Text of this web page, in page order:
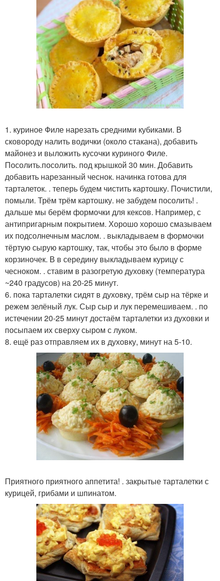
1. куриное Филе нарезать средними кубиками. В
сковороду налить водички (около стакана), добавить
майонез и выложить кусочки куриного Филе.
Посолить.посолить. под крышкой 30 мин. Добавить
добавить нарезанный чеснок. начинка готова для
тарталеток. . теперь будем чистить картошку. Почистили,
помыли. Трём трём картошку. не забудем посолить! .
дальше мы берём формочки для кексов. Например, с
антипригарным покрытием. Хорошо хорошо смазываем
их подсолнечным маслом. . выкладываем в формочки
тёртую сырую картошку, так, чтобы это было в форме
корзиночек. В в середину выкладываем курицу с
чесноком. . ставим в разогретую духовку (температура
~240 градусов) на 20-25 минут.
6. пока тарталетки сидят в духовку, трём сыр на тёрке и
режем зелёный лук. Сыр сыр и лук перемешиваем. . по
истечении 20-25 минут достаём тарталетки из духовки и
посыпаем их сверху сыром с луком.
8. ещё раз отправляем их в духовку, минут на 5-10.
Приятного приятного аппетита! . закрытые тарталетки с
курицей, грибами и шпинатом.